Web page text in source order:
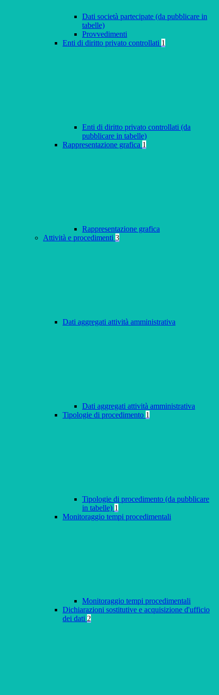
Dati società partecipate (da pubblicare in
tabelle)
Provvedimenti
Enti di diritto privato controllati 1
Enti di diritto privato controllati (da
pubblicare in tabelle)
Rappresentazione grafica 1
Rappresentazione grafica
Attività e procedimenti 3
Dati aggregati attività amministrativa
Dati aggregati attività amministrativa
Tipologie di procedimento 1
Tipologie di procedimento (da pubblicare
in tabelle) 1
Monitoraggio tempi procedimentali
Monitoraggio tempi procedimentali
Dichiarazioni sostitutive e acquisizione d'ufficio
dei dati 2